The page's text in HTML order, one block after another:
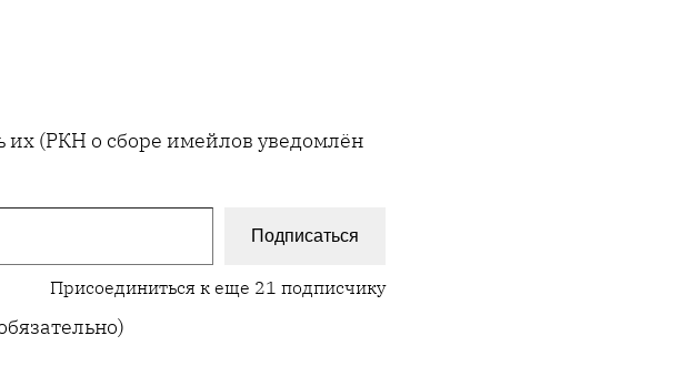
их (РКН о сборе имейлов уведомлён
Подписаться
Присоединиться к еще 21 подписчику